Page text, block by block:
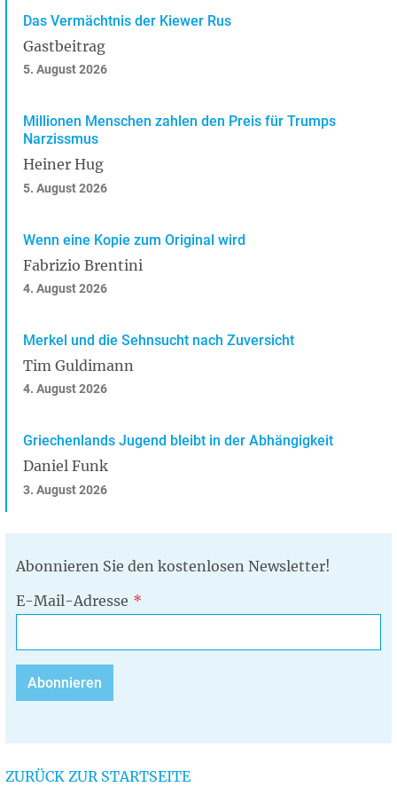
Das Vermächtnis der Kiewer Rus
Gastbeitrag
5. August 2026
Millionen Menschen zahlen den Preis für Trumps
Narzissmus
Heiner Hug
5. August 2026
Wenn eine Kopie zum Original wird
Fabrizio Brentini
4. August 2026
Merkel und die Sehnsucht nach Zuversicht
Tim Guldimann
4. August 2026
Griechenlands Jugend bleibt in der Abhängigkeit
Daniel Funk
3. August 2026
Abonnieren Sie den kostenlosen Newsletter!
E-Mail-Adresse
ZURÜCK ZUR STARTSEITE